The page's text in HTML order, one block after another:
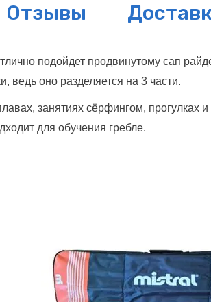
Отзывы
подойдет продвинутому сап
ведь оно разделяется на 3 части.
занятиях сёрфингом, прогулках
для обучения гребле.